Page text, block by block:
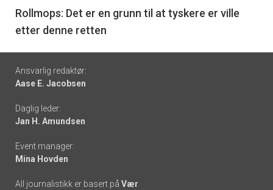
6
Rollmops: Det er en grunn til at tyskere er ville
etter denne retten
Footer
-
links
Ansvarlig redaktør:
Aase E. Jacobsen
Daglig leder:
Jan H. Amundsen
Event manager:
Mina Hovden
All journalistikk er basert på Vær